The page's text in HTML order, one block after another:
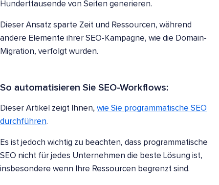
Hunderttausende von Seiten generieren.
Dieser Ansatz sparte Zeit und Ressourcen, während
andere Elemente ihrer SEO-Kampagne, wie die Domain-
Migration, verfolgt wurden.
So automatisieren Sie SEO-Workflows:
Dieser Artikel zeigt Ihnen, wie Sie programmatische SEO
durchführen.
Es ist jedoch wichtig zu beachten, dass programmatische
SEO nicht für jedes Unternehmen die beste Lösung ist,
insbesondere wenn Ihre Ressourcen begrenzt sind.